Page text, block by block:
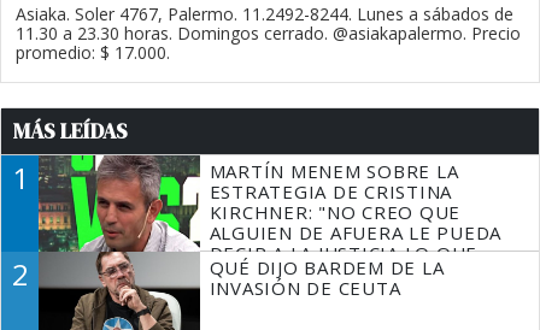
Asiaka. Soler 4767, Palermo. 11.2492-8244. Lunes a sábados de
11.30 a 23.30 horas. Domingos cerrado. @asiakapalermo. Precio
promedio: $ 17.000.
MÁS LEÍDAS
1
MARTÍN MENEM SOBRE LA
ESTRATEGIA DE CRISTINA
KIRCHNER: "NO CREO QUE
ALGUIEN DE AFUERA LE PUEDA
DECIR A LA JUSTICIA LO QUE
TIENE QUE HACER"
2
QUÉ DIJO BARDEM DE LA
INVASIÓN DE CEUTA